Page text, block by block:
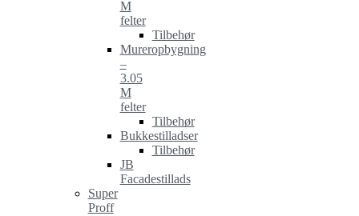
M
felter
Tilbehør
Mureropbygning
–
3.05
M
felter
Tilbehør
Bukkestilladser
Tilbehør
JB
Facadestillads
Super
Proff